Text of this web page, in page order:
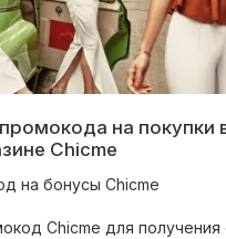
на покупки
Chicme
на бонусы Chicme
Chicme для получения